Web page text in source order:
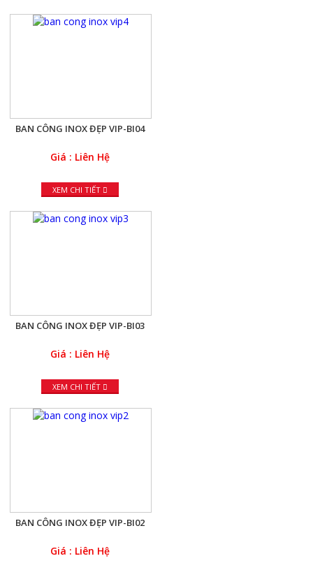
BAN CÔNG INOX ĐẸP VIP-BI04
Giá : Liên Hệ
XEM CHI TIẾT
BAN CÔNG INOX ĐẸP VIP-BI03
Giá : Liên Hệ
XEM CHI TIẾT
BAN CÔNG INOX ĐẸP VIP-BI02
Giá : Liên Hệ